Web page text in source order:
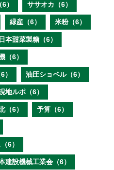
） ササオカ（6）
緑産（6） 米粉（6）
日本甜菜製糖（6）
（6）
） 油圧ショベル（6）
地ルポ（6）
（6） 予算（6）
6）
建設機械工業会（6）